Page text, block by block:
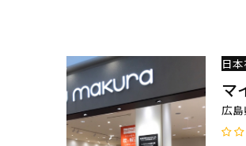
マ
広